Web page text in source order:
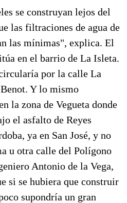
se construyan lejos del
las filtraciones de agua de
las mínimas", explica. El
en el barrio de La Isleta.
por la calle La
Y lo mismo
la zona de Vegueta donde
el asfalto de Reyes
ya en San José, y no
u otra calle del Polígono
Antonio de la Vega,
si se hubiera que construir
supondría un gran